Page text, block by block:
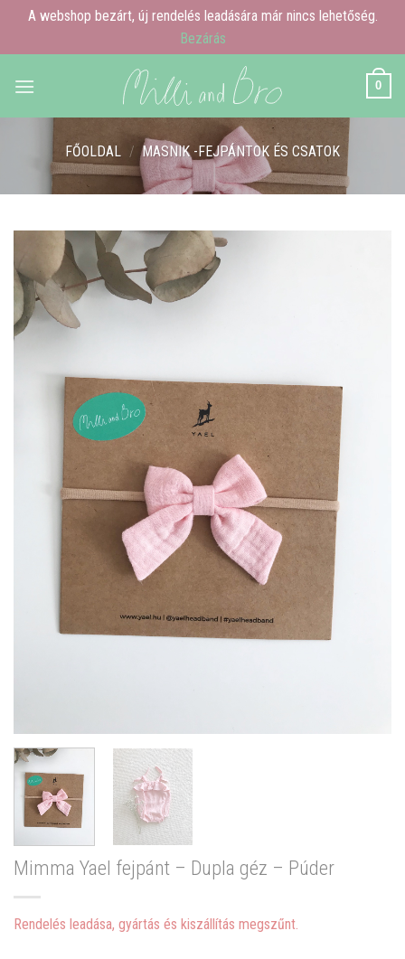
A webshop bezárt, új rendelés leadására már nincs lehetőség.
Bezárás
0
FŐOLDAL / MASNIK -FEJPÁNTOK ÉS CSATOK
Mimma Yael fejpánt – Dupla géz – Púder
Rendelés leadása, gyártás és kiszállítás megszűnt.